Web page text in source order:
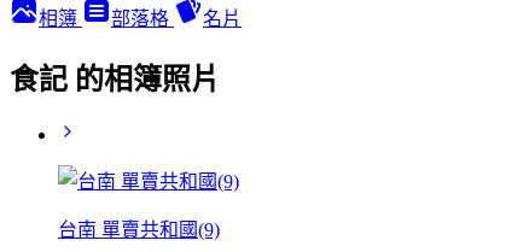
相簿 部落格 名片
食記 的相簿照片
台南 單賣共和國(9)